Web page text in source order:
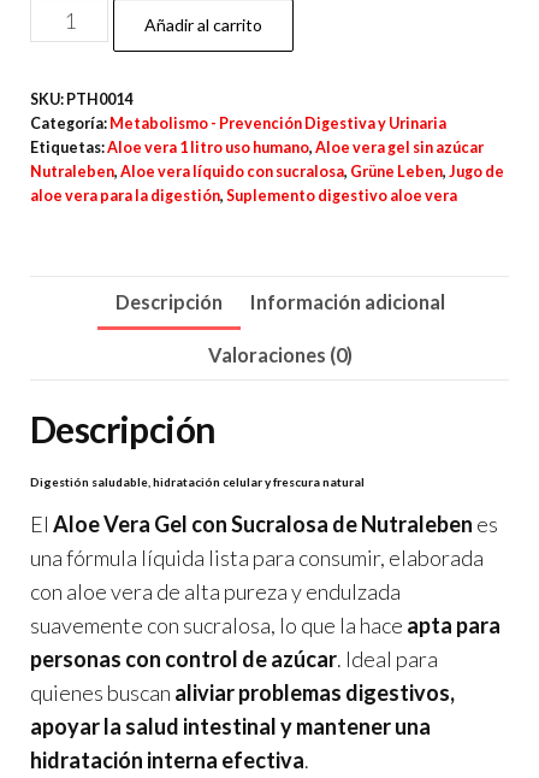
Aloe
Vera
con
Sucralosa
–
Añadir al carrito
SKU: PTH0014
Categoría: Metabolismo - Prevención Digestiva y Urinaria
Etiquetas:Aloe vera 1 litro uso humano, Aloe vera gel sin azúcar
Nutraleben, Aloe vera líquido con sucralosa, Grüne Leben, Jugo de
aloe vera para la digestión, Suplemento digestivo aloe vera
Descripción Información adicional
Valoraciones (0)
Descripción
Digestión saludable, hidratación celular y frescura natural
El Aloe Vera Gel con Sucralosa de Nutraleben es
una fórmula líquida lista para consumir, elaborada
con aloe vera de alta pureza y endulzada
suavemente con sucralosa, lo que la hace apta para
personas con control de azúcar. Ideal para
quienes buscan aliviar problemas digestivos,
apoyar la salud intestinal y mantener una
hidratación interna efectiva.